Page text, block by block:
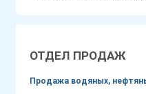
ОТДЕЛ ПРОДАЖ
Продажа водяных,